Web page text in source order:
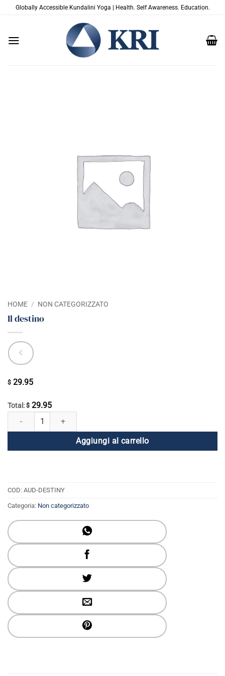
SaltaGlobally Accessible Kundalini Yoga | Health. Self Awareness. Education.
HOME / NON CATEGORIZZATO
Il destino
$ 29.95
Total: $ 29.95
Il destino quantità
Aggiungi al carrello
COD: AUD-DESTINY
Categoria: Non categorizzato